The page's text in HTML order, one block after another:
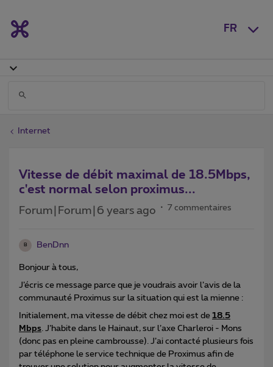
FR
Internet
Vitesse de débit maximal de 18.5Mbps,
c'est normal selon proximus...
Forum|Forum|6 years ago 7 commentaires
B BenDnn
Bonjour à tous,
J’écris ce message parce que je voudrais avoir l’avis de la
communauté Proximus sur la situation qui est la mienne :
Initialement, ma vitesse de débit chez moi est de 18.5
Mbps . J’habite dans le Hainaut, sur l’axe Charleroi - Mons
(donc pas en pleine cambrousse). J’ai contacté plusieurs fois
par téléphone le service technique de Proximus afin de